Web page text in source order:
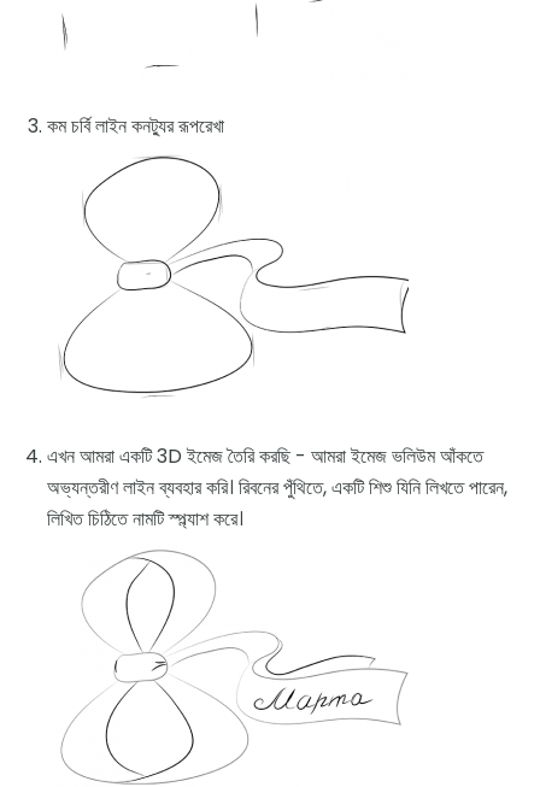
কম চর্বি লাইন কনট্যুর রূপরেখা
এখন আমরা একটি 3D ইমেজ তৈরি করছি - আমরা ইমেজ ভলিউম আঁকতে
অভ্যন্তরীণ লাইন ব্যবহার করি। রিবনের পুঁথিতে, একটি শিশু যিনি লিখতে পারেন,
লিখিত চিঠিতে নামটি স্প্ল্যাশ করে।